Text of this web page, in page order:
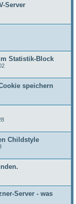
Server
Statistik-Block
speichern
Childstyle
Server - was